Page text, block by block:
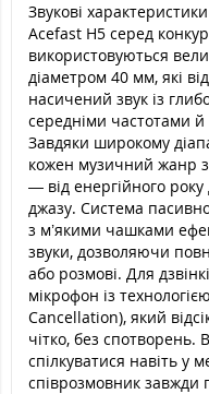
Звукові
Acefast H5 серед
використовуються
діаметром 40 мм, які
насичений звук із
середніми частотами
Завдяки широкому
кожен музичний жанр
— від енергійного року
джазу. Система
з м’якими чашками
звуки, дозволяючи
або розмові. Для
мікрофон із
Cancellation), який
чітко, без
спілкуватися навіть у
співрозмовник завжди